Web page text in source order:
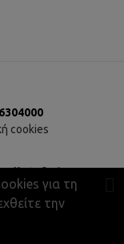
cookies
για τη
την